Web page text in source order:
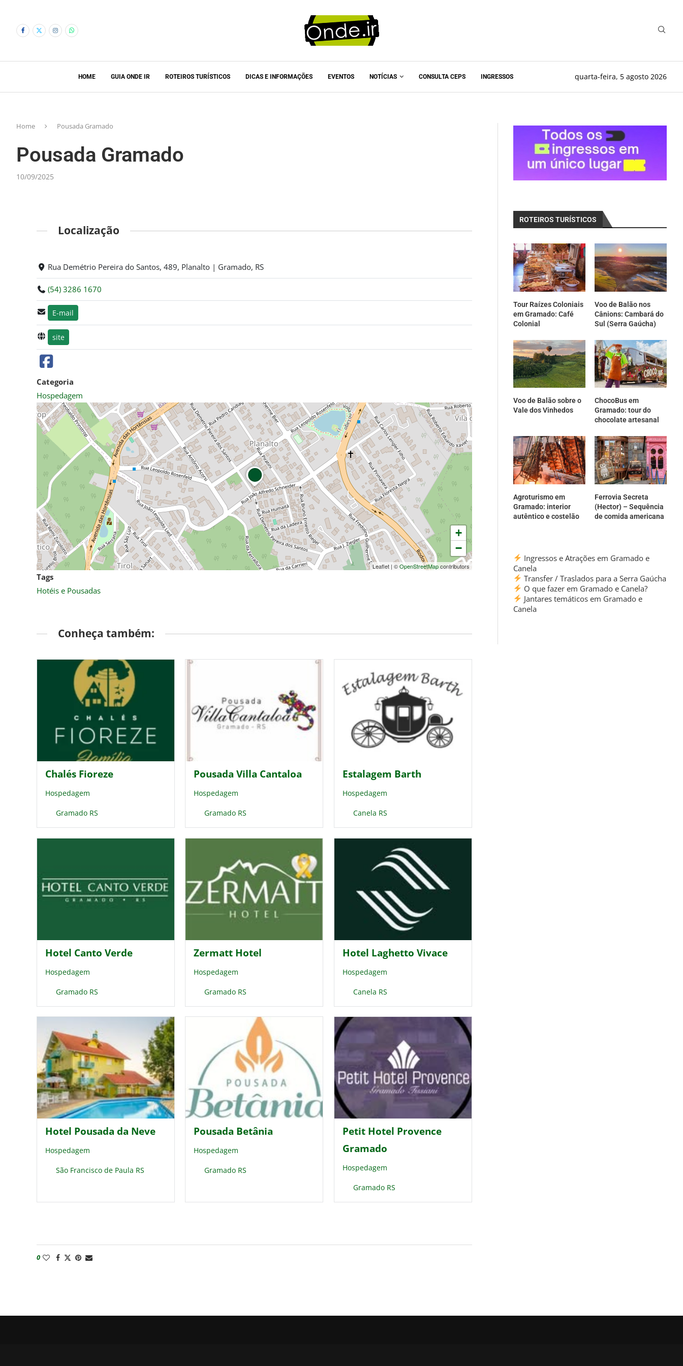
HOME GUIA ONDE IR ROTEIROS TURÍSTICOS DICAS E INFORMAÇÕES EVENTOS NOTÍCIAS CONSULTA CEPS INGRESSOS quarta-feira, 5 agosto 2026
Home Pousada Gramado
Pousada Gramado
10/09/2025
Localização
Rua Demétrio Pereira do Santos, 489, Planalto | Gramado, RS
(54) 3286 1670
E-mail
site
Categoria
Hospedagem
+
−
Leaflet | ©OpenStreetMapcontributors
Tags
Hotéis e Pousadas
Conheça também:
Chalés Fioreze
Hospedagem
Gramado RS
Pousada Villa Cantaloa
Hospedagem
Gramado RS
Estalagem Barth
Hospedagem
Canela RS
Hotel Canto Verde
Hospedagem
Gramado RS
Zermatt Hotel
Hospedagem
Gramado RS
Hotel Laghetto Vivace
Hospedagem
Canela RS
Hotel Pousada da Neve
Hospedagem
São Francisco de Paula RS
Pousada Betânia
Hospedagem
Gramado RS
Petit Hotel Provence
Gramado
Hospedagem
Gramado RS
0
ROTEIROS TURÍSTICOS
Tour Raízes Coloniais
em Gramado: Café
Colonial
Voo de Balão nos
Cânions: Cambará do
Sul (Serra Gaúcha)
Voo de Balão sobre o
Vale dos Vinhedos
ChocoBus em
Gramado: tour do
chocolate artesanal
Agroturismo em
Gramado: interior
autêntico e costelão
Ferrovia Secreta
(Hector) – Sequência
de comida americana
Ingressos e Atrações em Gramado e
Canela
Transfer / Traslados para a Serra Gaúcha
O que fazer em Gramado e Canela?
Jantares temáticos em Gramado e
Canela